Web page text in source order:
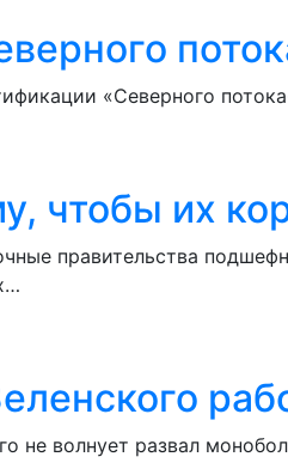
«Северного
чтобы их
правительства
не волнует развал